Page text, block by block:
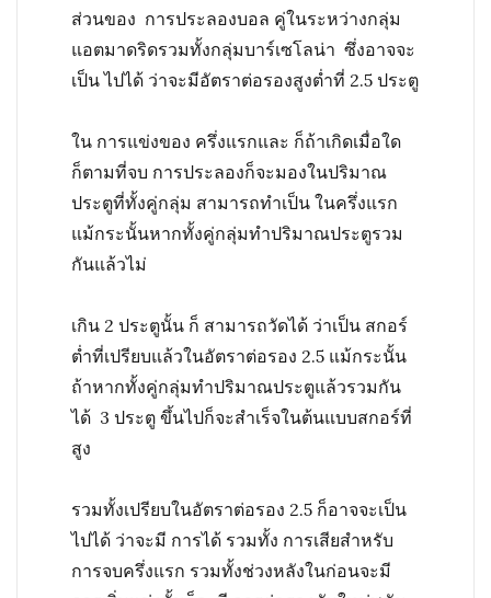
ส่วนของ การประลองบอล คู่ในระหว่างกลุ่ม
แอตมาดริดรวมทั้งกลุ่มบาร์เซโลน่า ซึ่งอาจจะ
เป็น ไปได้ ว่าจะมีอัตราต่อรองสูงต่ำที่ 2.5 ประตู
ใน การแข่งของ ครึ่งแรกและ ก็ถ้าเกิดเมื่อใด
ก็ตามที่จบ การประลองก็จะมองในปริมาณ
ประตูที่ทั้งคู่กลุ่ม สามารถทำเป็น ในครึ่งแรก
แม้กระนั้นหากทั้งคู่กลุ่มทำปริมาณประตูรวม
กันแล้วไม่
เกิน 2 ประตูนั้น ก็ สามารถวัดได้ ว่าเป็น สกอร์
ต่ำที่เปรียบแล้วในอัตราต่อรอง 2.5 แม้กระนั้น
ถ้าหากทั้งคู่กลุ่มทำปริมาณประตูแล้วรวมกัน
ได้ 3 ประตู ขึ้นไปก็จะสำเร็จในต้นแบบสกอร์ที่
สูง
รวมทั้งเปรียบในอัตราต่อรอง 2.5 ก็อาจจะเป็น
ไปได้ ว่าจะมี การได้ รวมทั้ง การเสียสำหรับ
การจบครึ่งแรก รวมทั้งช่วงหลังในก่อนจะมี